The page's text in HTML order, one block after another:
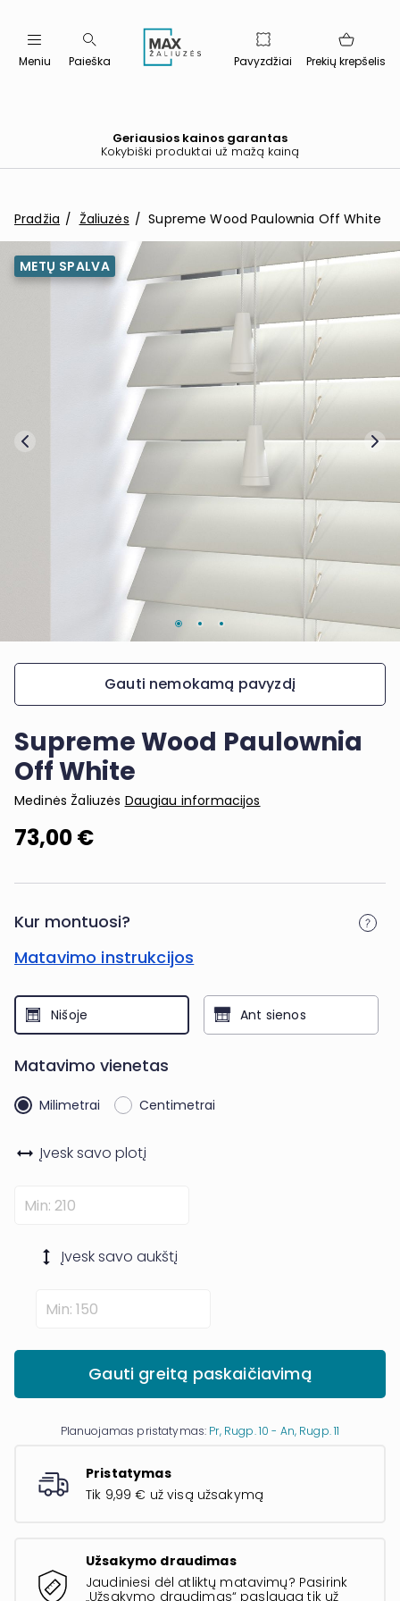
Meniu Paieška Pavyzdžiai Prekių krepšelis
Geriausios kainos garantas
Kokybiški produktai už mažą kainą
Pradžia Žaliuzės Supreme Wood Paulownia Off White
Gauti nemokamą pavyzdį
METŲ SPALVA
Supreme Wood Paulownia
Off White
Medinės Žaliuzės Daugiau informacijos
73,00 €
Kur montuosi?
Matavimo instrukcijos
Nišoje Ant sienos
Matavimo vienetas
Milimetrai Centimetrai
Įvesk savo plotį
Įvesk savo aukštį
Gauti greitą paskaičiavimą
Planuojamas pristatymas: Pr, Rugp. 10 - An, Rugp. 11
Pristatymas
Tik 9,99 € už visą užsakymą
Užsakymo draudimas
Jaudiniesi dėl atliktų matavimų? Pasirink
„Užsakymo draudimas“ paslaugą tik už